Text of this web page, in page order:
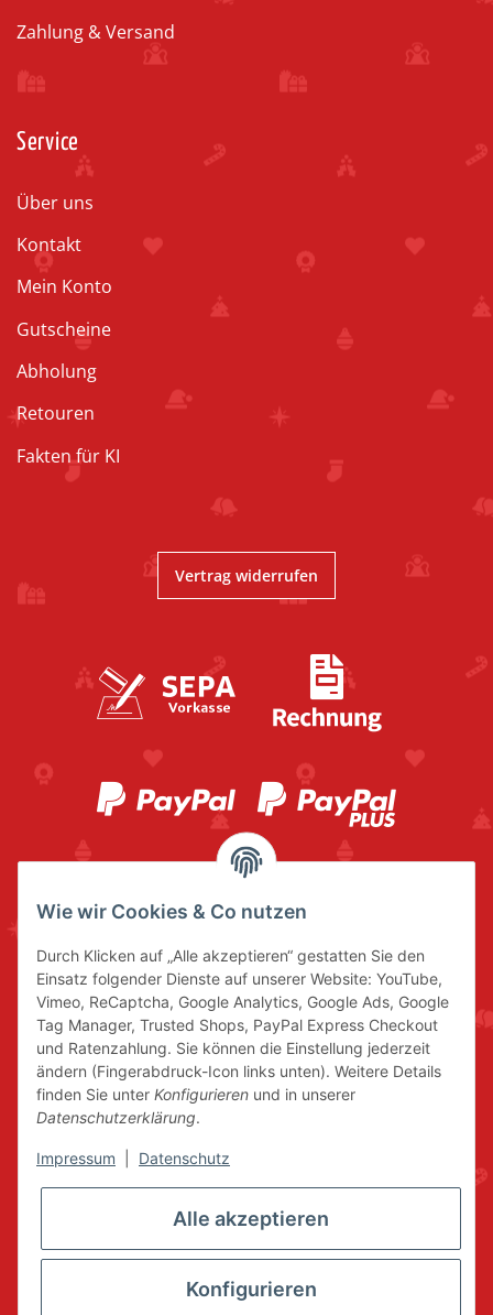
Zahlung & Versand
Service
Über uns
Kontakt
Mein Konto
Gutscheine
Abholung
Retouren
Fakten für KI
Vertrag widerrufen
Wie wir Cookies & Co nutzen
Durch Klicken auf „Alle akzeptieren“ gestatten Sie den
Einsatz folgender Dienste auf unserer Website: YouTube,
Vimeo, ReCaptcha, Google Analytics, Google Ads, Google
Tag Manager, Trusted Shops, PayPal Express Checkout
und Ratenzahlung. Sie können die Einstellung jederzeit
ändern (Fingerabdruck-Icon links unten). Weitere Details
finden Sie unter Konfigurieren und in unserer
Datenschutzerklärung.
Impressum Datenschutz
Alle akzeptieren
Konfigurieren